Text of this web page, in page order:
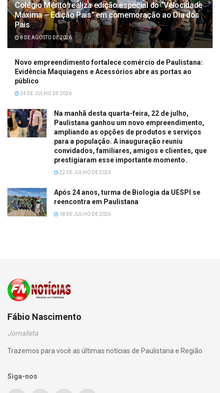
Colégio Mérito realiza edição especial do “Velocidade
Máxima – Edição Pais” em comemoração ao Dia dos
Pais
8 DE AGOSTO DE 2026
Novo empreendimento fortalece comércio de Paulistana:
Evidência Maquiagens e Acessórios abre as portas ao
público
24 DE JULHO DE 2026
Na manhã desta quarta-feira, 22 de julho,
Paulistana ganhou um novo empreendimento,
ampliando as opções de produtos e serviços
para a população. A inauguração reuniu
convidados, familiares, amigos e clientes, que
prestigiaram esse importante momento.
22 DE JULHO DE 2026
Após 24 anos, turma de Biologia da UESPI se
reencontra em Paulistana
18 DE JULHO DE 2026
Fábio Nascimento
Jornalista
Trazemos para você as últimas notícias de Paulistana e Região.
Siga-nos